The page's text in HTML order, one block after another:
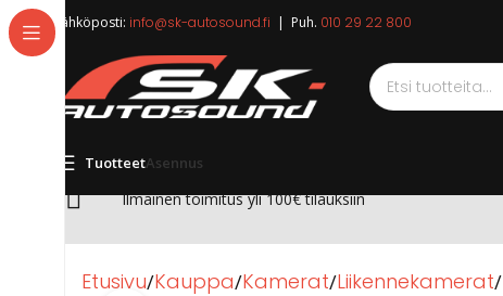
Sähköposti: info@sk-autosound.fi | Puh. 010 29 22 800
TuotteetAsennus
Ilmainen toimitus yli 100€ tilauksiin
Etusivu Kauppa Kamerat Liikennekamerat